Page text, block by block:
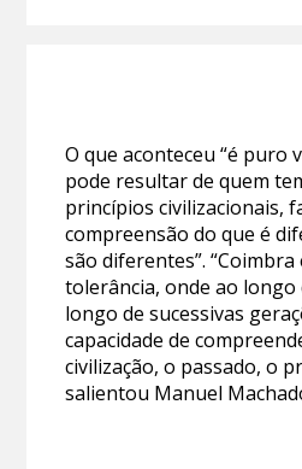
O que aconteceu “é puro
pode resultar de quem
princípios civilizacionais,
compreensão do que é
são diferentes”. “Coimbra
tolerância, onde ao longo
longo de sucessivas
capacidade de
civilização, o passado, o
salientou Manuel